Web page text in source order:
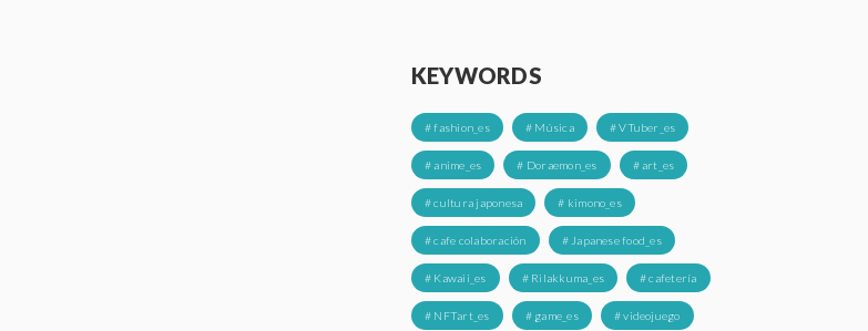
KEYWORDS
# fashion_es # Música # VTuber_es
# anime_es # Doraemon_es # art_es
# cultura japonesa # kimono_es
# cafe colaboración # Japanese food_es
# Kawaii_es # Rilakkuma_es # cafetería
# NFTart_es # game_es # videojuego